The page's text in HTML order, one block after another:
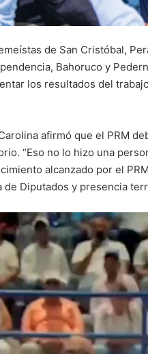
de San Cristóbal,
Bahoruco y
los resultados del
afirmó que el PRM
“Eso no lo hizo una
alcanzado por el
de Diputados y presencia